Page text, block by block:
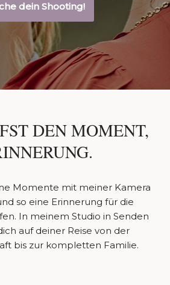
dein Shooting!
DEN MOMENT,
Momente mit meiner Kamera
so eine Erinnerung für die
In meinem Studio in Senden
auf deiner Reise von der
bis zur kompletten Familie.